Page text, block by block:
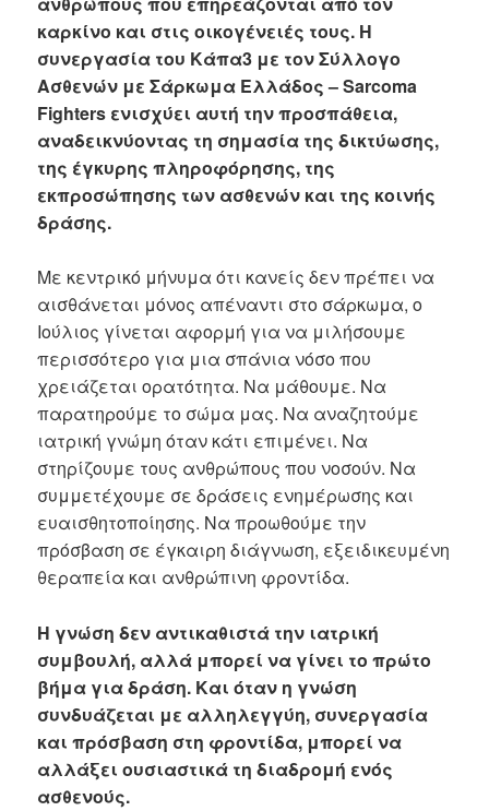
καρκίνο και στις οικογένειές τους. Η
συνεργασία του Κάπα3 με τον Σύλλογο
Ασθενών με Σάρκωμα Ελλάδος – Sarcoma
Fighters ενισχύει αυτή την προσπάθεια,
αναδεικνύοντας τη σημασία της δικτύωσης,
της έγκυρης πληροφόρησης, της
εκπροσώπησης των ασθενών και της κοινής
δράσης.
Με κεντρικό μήνυμα ότι κανείς δεν πρέπει να
αισθάνεται μόνος απέναντι στο σάρκωμα, ο
Ιούλιος γίνεται αφορμή για να μιλήσουμε
περισσότερο για μια σπάνια νόσο που
χρειάζεται ορατότητα. Να μάθουμε. Να
παρατηρούμε το σώμα μας. Να αναζητούμε
ιατρική γνώμη όταν κάτι επιμένει. Να
στηρίζουμε τους ανθρώπους που νοσούν. Να
συμμετέχουμε σε δράσεις ενημέρωσης και
ευαισθητοποίησης. Να προωθούμε την
πρόσβαση σε έγκαιρη διάγνωση, εξειδικευμένη
θεραπεία και ανθρώπινη φροντίδα.
Η γνώση δεν αντικαθιστά την ιατρική
συμβουλή, αλλά μπορεί να γίνει το πρώτο
βήμα για δράση. Και όταν η γνώση
συνδυάζεται με αλληλεγγύη, συνεργασία
και πρόσβαση στη φροντίδα, μπορεί να
αλλάξει ουσιαστικά τη διαδρομή ενός
ασθενούς.